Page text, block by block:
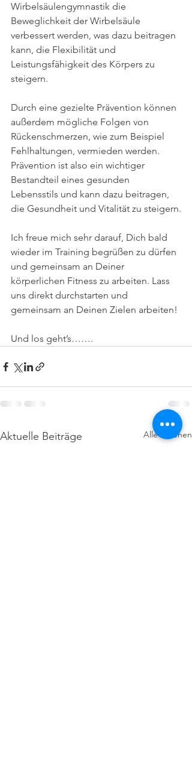
Wirbelsäulengymnastik die
Beweglichkeit der Wirbelsäule
verbessert werden, was dazu beitragen
kann, die Flexibilität und
Leistungsfähigkeit des Körpers zu
steigern.
Durch eine gezielte Prävention können
außerdem mögliche Folgen von
Rückenschmerzen, wie zum Beispiel
Fehlhaltungen, vermieden werden.
Prävention ist also ein wichtiger
Bestandteil eines gesunden
Lebensstils und kann dazu beitragen,
die Gesundheit und Vitalität zu steigern.
Ich freue mich sehr darauf, Dich bald
wieder im Training begrüßen zu dürfen
und gemeinsam an Deiner
körperlichen Fitness zu arbeiten. Lass
uns direkt durchstarten und
gemeinsam an Deinen Zielen arbeiten!
Und los geht’s…….
Aktuelle Beiträge Alle ansehen